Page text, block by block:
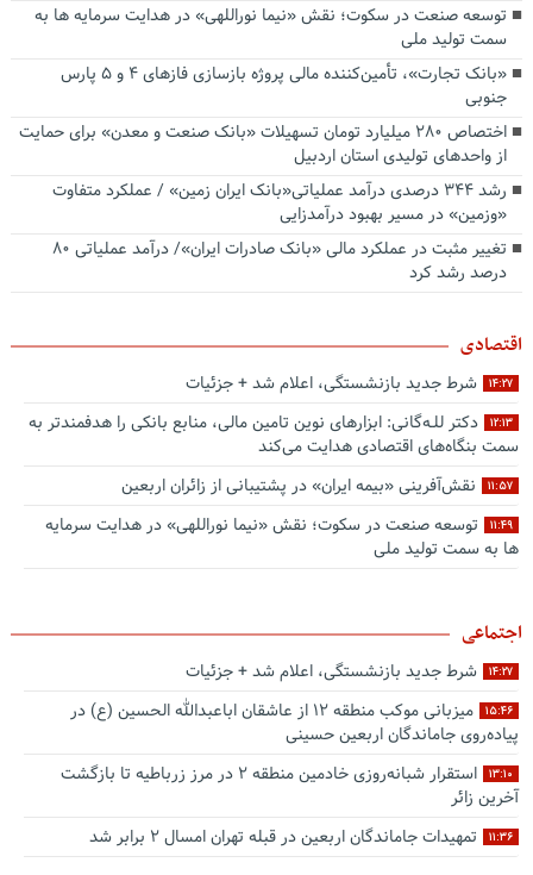
توسعه صنعت در سکوت؛ نقش «نیما نوراللهی» در هدایت سرمایه ها به
سمت تولید ملی
«بانک تجارت»، تأمین‌کننده مالی پروژه بازسازی فازهای ۴ و ۵ پارس
جنوبی
اختصاص ۲۸۰ میلیارد تومان تسهیلات «بانک صنعت و معدن» برای حمایت
از واحدهای تولیدی استان اردبیل
رشد ۳۴۴ درصدی درآمد عملیاتی«بانک ایران زمین» / عملکرد متفاوت
«وزمین» در مسیر بهبود درآمدزایی
تغییر مثبت در عملکرد مالی «بانک صادرات ایران»/ درآمد عملیاتی ۸۰
درصد رشد کرد
اقتصادی
۱۴:۲۷ شرط جدید بازنشستگی، اعلام شد + جزئیات
۱۲:۱۳
دکتر للـه‌گانی: ابزارهای نوین تامین مالی، منابع بانکی را هدفمندتر به
سمت بنگاه‌های اقتصادی هدایت می‌کند
۱۱:۵۷ نقش‌آفرینی «بیمه ایران» در پشتیبانی از زائران اربعین
۱۱:۴۹
توسعه صنعت در سکوت؛ نقش «نیما نوراللهی» در هدایت سرمایه
ها به سمت تولید ملی
اجتماعی
۱۴:۲۷ شرط جدید بازنشستگی، اعلام شد + جزئیات
۱۵:۴۶
میزبانی موکب منطقه ۱۲ از عاشقان اباعبدالله الحسین (ع) در
پیاده‌روی جاماندگان اربعین حسینی
۱۳:۱۰
استقرار شبانه‌روزی خادمین منطقه ۲ در مرز زرباطیه تا بازگشت
آخرین زائر
۱۱:۳۶ تمهیدات جاماندگان اربعین در قبله تهران امسال ۲ برابر شد